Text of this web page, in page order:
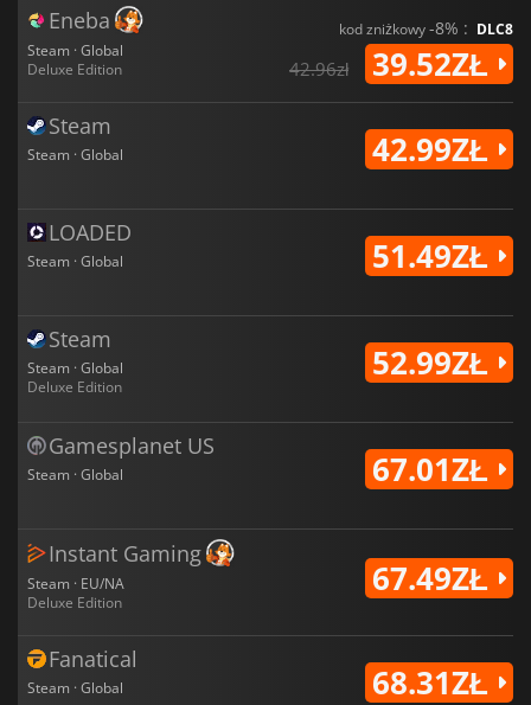
Eneba
Steam · Global
Deluxe Edition
kod zniżkowy-8% : DLC8
42.96zł 39.52ZŁ
Steam
Steam · Global 42.99ZŁ
LOADED
Steam · Global 51.49ZŁ
Steam
Steam · Global
Deluxe Edition
52.99ZŁ
Gamesplanet US
Steam · Global 67.01ZŁ
Instant Gaming
Steam · EU/NA
Deluxe Edition
67.49ZŁ
Fanatical
Steam · Global 68.31ZŁ